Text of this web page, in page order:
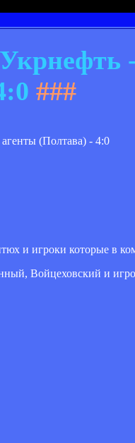
###
и игроки которые в
Войцеховский и